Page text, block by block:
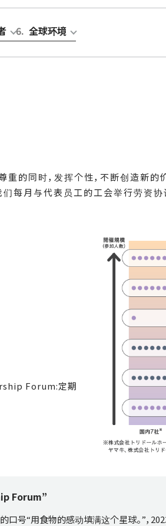
6. 全球环境
的同时，发挥个性，不断创造新的
们每月与代表员工的工会举行劳资
Forum:定期
Forum”
号“用食物的感动填满这个星球。”，